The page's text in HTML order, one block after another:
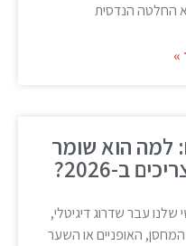
החלטה הנדסית
»
למה הוא שומר
ב-2026?
עבר שדרוג דיגיטלי,
האופניים או השער